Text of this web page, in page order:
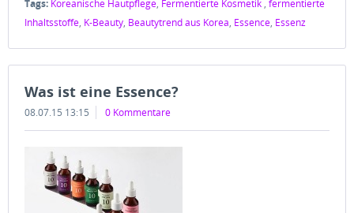
Tags: Koreanische Hautpflege, Fermentierte Kosmetik , fermentierte
Inhaltsstoffe, K-Beauty, Beautytrend aus Korea, Essence, Essenz
Was ist eine Essence?
08.07.15 13:15 0 Kommentare